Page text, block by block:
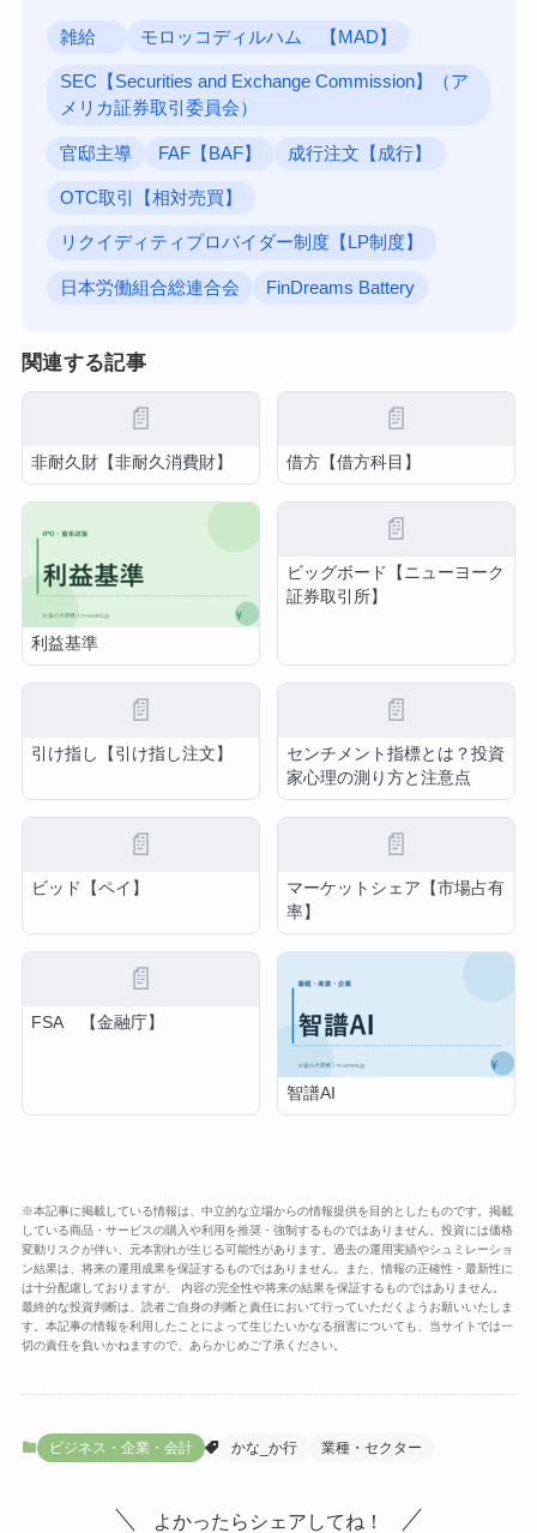
雑給 モロッコディルハム 【MAD】
SEC【Securities and Exchange Commission】（ア
メリカ証券取引委員会）
官邸主導 FAF【BAF】 成行注文【成行】
OTC取引【相対売買】
リクイディティプロバイダー制度【LP制度】
日本労働組合総連合会 FinDreams Battery
関連する記事
📄
非耐久財【非耐久消費財】
📄
借方【借方科目】
利益基準
📄
ビッグボード【ニューヨーク
証券取引所】
📄
引け指し【引け指し注文】
📄
センチメント指標とは？投資
家心理の測り方と注意点
📄
ビッド【ペイ】
📄
マーケットシェア【市場占有
率】
📄
FSA 【金融庁】
智譜AI
※本記事に掲載している情報は、中立的な立場からの情報提供を目的としたものです。掲載
している商品・サービスの購入や利用を推奨・強制するものではありません。投資には価格
変動リスクが伴い、元本割れが生じる可能性があります。過去の運用実績やシュミレーショ
ン結果は、将来の運用成果を保証するものではありません。また、情報の正確性・最新性に
は十分配慮しておりますが、 内容の完全性や将来の結果を保証するものではありません。
最終的な投資判断は、読者ご自身の判断と責任において行っていただくようお願いいたしま
す。本記事の情報を利用したことによって生じたいかなる損害についても、当サイトでは一
切の責任を負いかねますので、あらかじめご了承ください。
ビジネス・企業・会計 かな_か行 業種・セクター
よかったらシェアしてね！